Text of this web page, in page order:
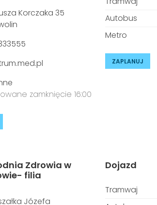
Korczaka 35
zamknięcie 16:00
Autobus
Metro
ZAPLANUJ
Zdrowia w
filia
Józefa
Dojazd
Tramwaj